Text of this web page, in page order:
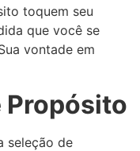
toquem seu
que você se
vontade em
Propósito
seleção de